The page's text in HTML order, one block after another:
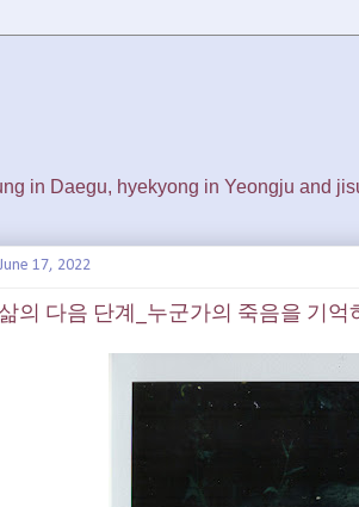
in Daegu, hyekyong in Yeongju and
17, 2022
의 다음 단계_누군가의 죽음을 기억